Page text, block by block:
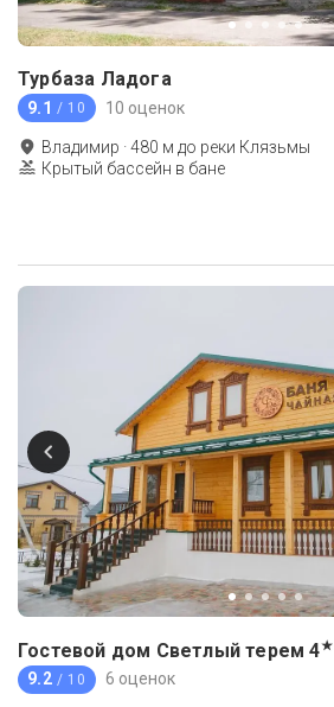
Турбаза Ладога
9.1 / 10 10 оценок
Владимир ·480 м до реки Клязьмы
Крытый бассейн в бане
Гостевой дом Светлый терем 4★
9.2 / 10 6 оценок